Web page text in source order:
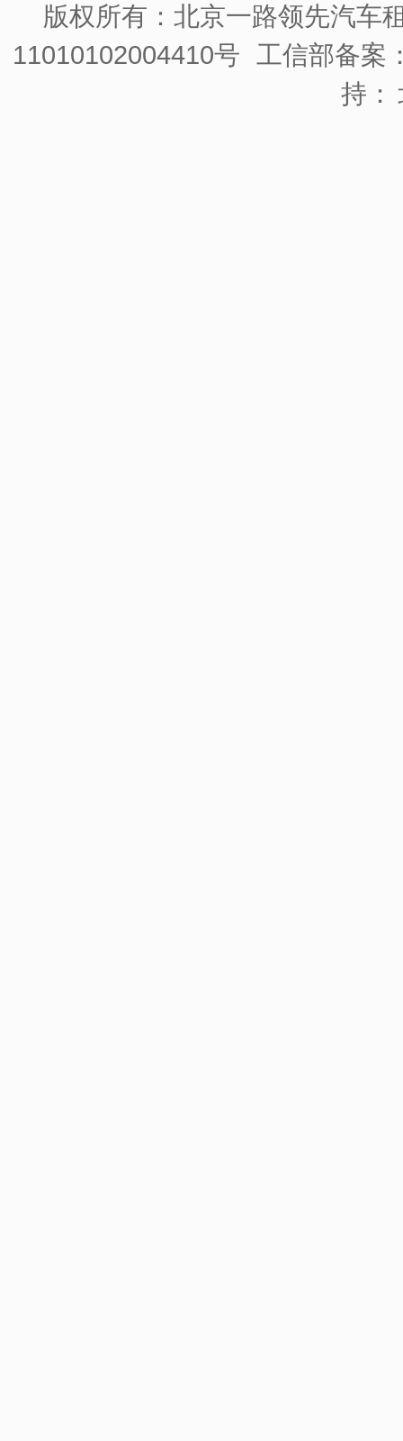
版权所有：北京一路领先汽车
11010102004410号 工信部备案
持：